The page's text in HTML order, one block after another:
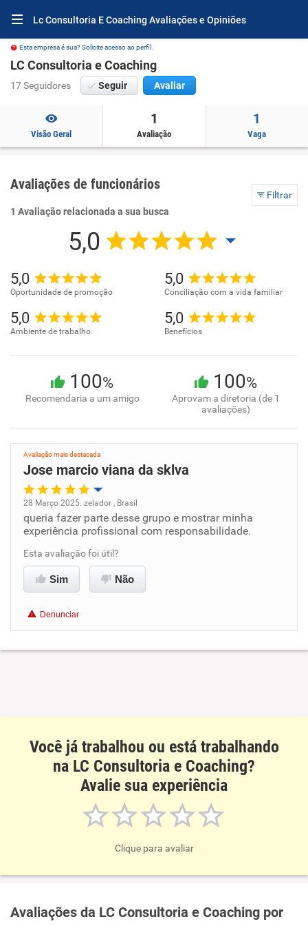
Lc Consultoria E Coaching Avaliações e Opiniões
Esta empresa é sua? Solicite acesso ao perfil.
LC Consultoria e Coaching
17 Seguidores Seguir Avaliar
Visão Geral
1
Avaliação
1
Vaga
Avaliações de funcionários
Filtrar
1 Avaliação relacionada a sua busca
5,0
5,0
Oportunidade de promoção
5,0
Conciliação com a vida familiar
5,0
Ambiente de trabalho
5,0
Benefícios
100%
Recomendaria a um amigo
100%
Aprovam a diretoria (de 1
avaliações)
Avaliação mais destacada
Jose marcio viana da sklva
Oportunidade de promoção
Ambiente de trabalho
Conciliação com a vida familiar
28 Março 2025. zelador , Brasil
queria fazer parte desse grupo e mostrar minha
experiência profissional com responsabilidade.
Esta avaliação foi útil?
Sim Não
Denunciar
Você já trabalhou ou está trabalhando
na LC Consultoria e Coaching?
Avalie sua experiência
Clique para avaliar
Avaliações da LC Consultoria e Coaching por